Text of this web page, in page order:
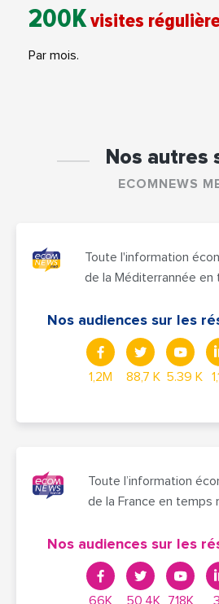
200Kvisites
Par mois.
Nos autres
ECOMNEWS
Toute l'information
de la Méditerrannée en
Nos audiences sur les
1,2M 88,7 K 5.39 K
Toute l’information
de la France en temps
Nos audiences sur les
66K 50,4K 7,18K